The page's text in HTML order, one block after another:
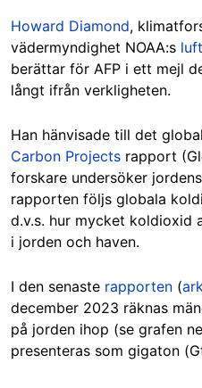
Howard Diamond,
vädermyndighet NOAA:s
berättar för AFP i ett mejl
långt ifrån verkligheten.
Han hänvisade till det
Carbon Projects rapport
forskare undersöker
rapporten följs globala
d.v.s. hur mycket koldioxid
i jorden och haven.
I den senaste rapporten (
december 2023 räknas
på jorden ihop (se grafen
presenteras som gigaton